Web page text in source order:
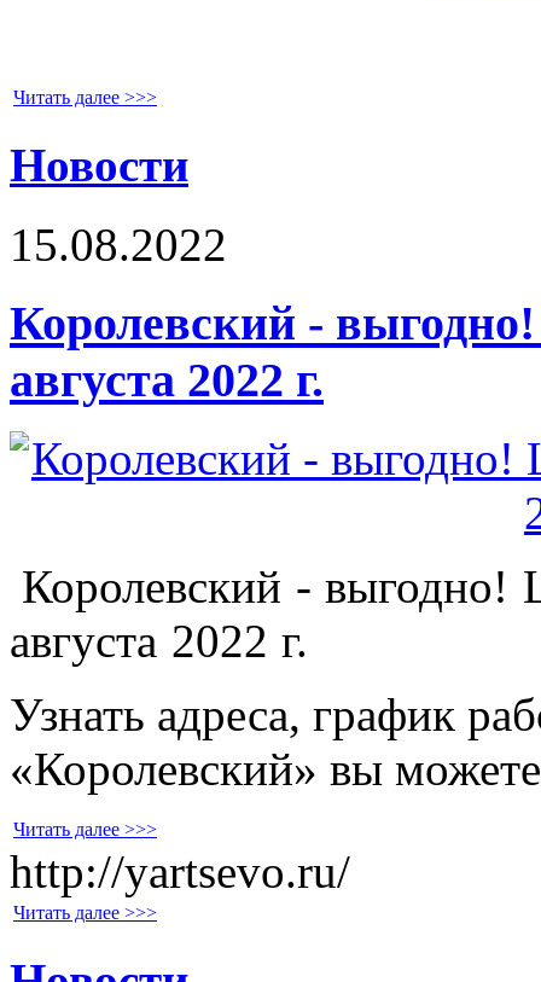
Читать далее >>>
Новости
15.08.2022
Королевский -
августа 2022 г.
Королевский - выгодно!
августа 2022 г.
Узнать адреса, график
«Королевский» вы
Читать далее >>>
http://yartsevo.ru/
Читать далее >>>